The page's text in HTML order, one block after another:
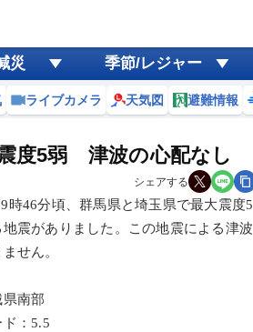
災 季節/レジャー
ライブカメラ 天気図 避難情報
度5弱 津波の心配なし
シェアする
時46分頃、群馬県と埼玉県で最大震度5
震がありました。この地震による津波
せん。
南部
：5.5